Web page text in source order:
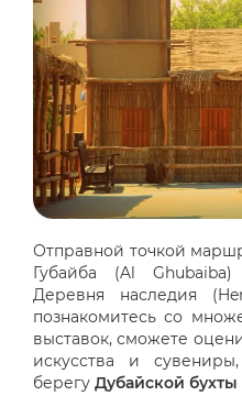
Отправной точкой
Губайба (Al Ghubaiba)
Деревня наследия
познакомитесь со
выставок, сможете
искусства и
берегу Дубайской бухты